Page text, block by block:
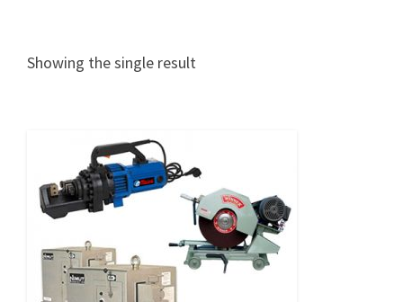
Showing the single result